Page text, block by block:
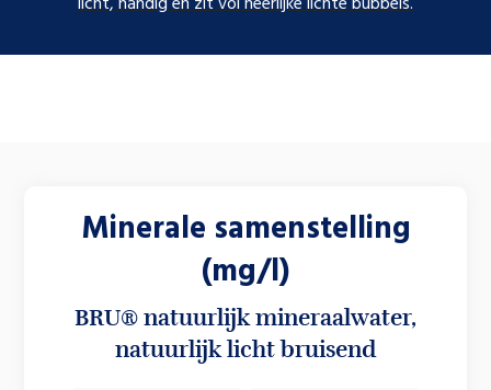
Minerale samenstelling
(mg/l)
BRU® natuurlijk mineraalwater,
natuurlijk licht bruisend